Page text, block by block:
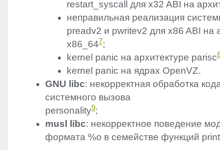
restart_syscall для x32 ABI на
неправильная реализация
preadv2 и pwritev2 для x86 ABI на
x86_647;
kernel panic на архитектуре parisc
kernel panic на ядрах OpenVZ.
GNU libc: некорректная обработка
системного вызова
personality9;
musl libc: некорректное поведение
формата %o в семействе функций